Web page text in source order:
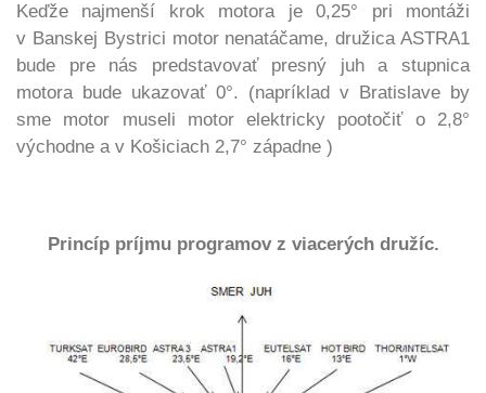
Keďže najmenší krok motora je
0,25° pri montáži
v Banskej Bystrici motor nenatáčame, družica ASTRA1
bude pre nás predstavovať presný juh a stupnica
motora bude ukazovať 0°. (napríklad v Bratislave by
sme motor museli motor elektricky pootočiť o
2,8°
východne a v Košiciach 2,7° západne )
Princíp príjmu programov z viacerých družíc.